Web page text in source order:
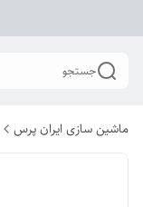
جستجو
ماشین سازی ایران پرس